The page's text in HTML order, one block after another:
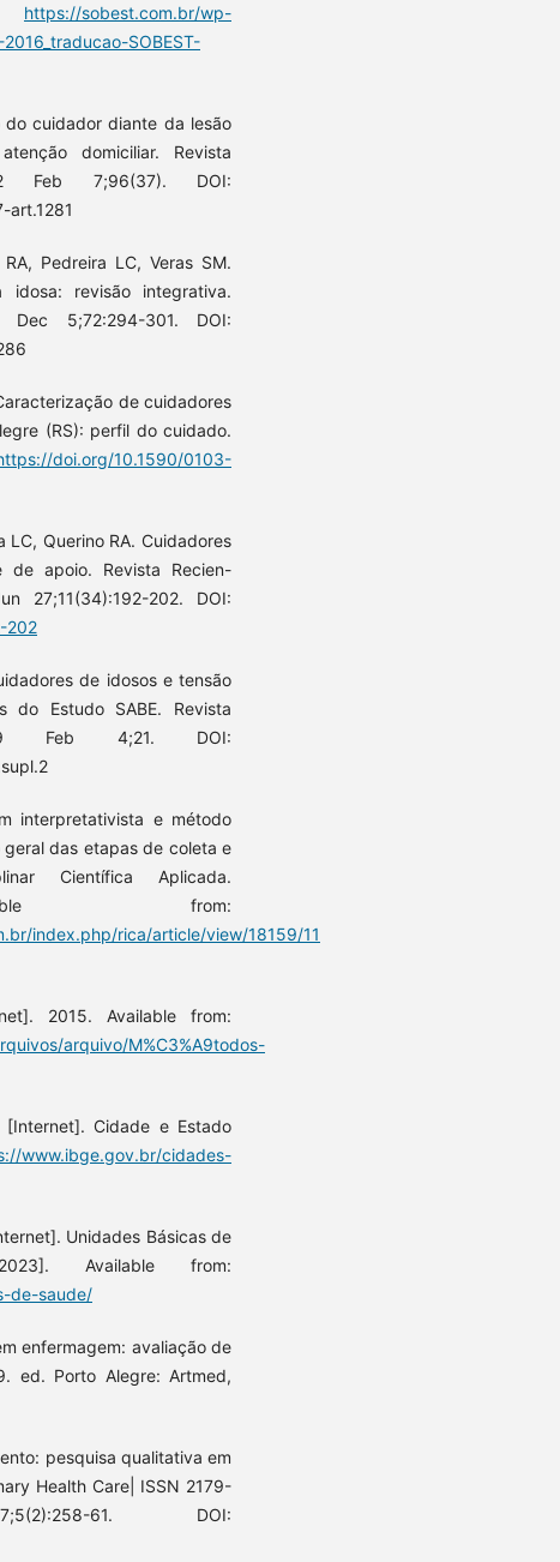
https://sobest.com.br/wp-
SOBEST-
do cuidador diante da lesão
domiciliar. Revista
Feb 7;96(37). DOI:
art.1281
Pedreira LC, Veras SM.
revisão integrativa.
Dec 5;72:294-301. DOI:
de cuidadores
(RS): perfil do cuidado.
doi.org/10.1590/0103-
LC, Querino RA. Cuidadores
de apoio. Revista Recien-
27;11(34):192-202. DOI:
202
de idosos e tensão
do Estudo SABE. Revista
Feb 4;21. DOI:
interpretativista e método
das etapas de coleta e
Científica Aplicada.
from:
index.php/rica/article/view/18159/11
2015. Available from:
arquivo/M%C3%A9todos-
Cidade e Estado
www.ibge.gov.br/cidades-
Unidades Básicas de
Available from:
de-saude/
enfermagem: avaliação de
ed. Porto Alegre: Artmed,
pesquisa qualitativa em
Health Care| ISSN 2179-
61. DOI: